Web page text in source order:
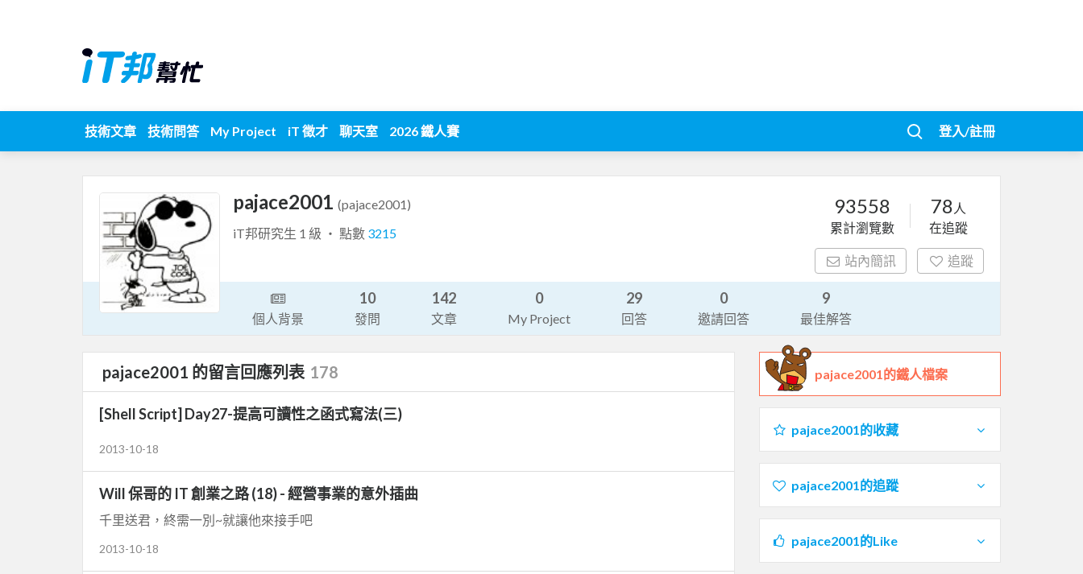
技術文章 技術問答 My Project iT 徵才 聊天室 2026 鐵人賽 登入/註冊
pajace2001 (pajace2001)
iT邦研究生 1 級 ‧ 點數 3215
93558
累計瀏覽數
78 人
在追蹤
站內簡訊 追蹤
個人背景
10
發問
142
文章
0
My Project
29
回答
0
邀請回答
9
最佳解答
pajace2001 的留言回應列表 178
[Shell Script] Day27-提高可讀性之函式寫法(三)
2013-10-18
Will 保哥的 IT 創業之路 (18) - 經營事業的意外插曲
千里送君，終需一別~就讓他來接手吧
2013-10-18
pajace2001的鐵人檔案
pajace2001的收藏
pajace2001的追蹤
pajace2001的Like